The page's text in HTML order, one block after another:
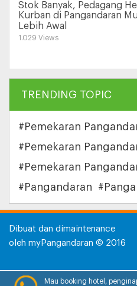
Stok Banyak, Pedagang
Kurban di Pangandaran
Lebih Awal
1.029 Views
TRENDING TOPIC
#Pemekaran
#Pemekaran
#Pemekaran
#Pangandaran
Dibuat dan dimaintenance
oleh myPangandaran © 2016
Mau booking hotel,